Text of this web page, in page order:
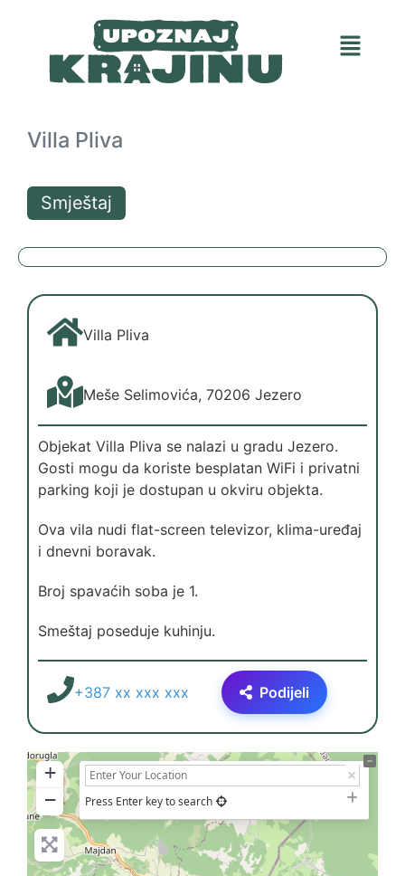
Villa Pliva
Smještaj
Villa Pliva
Meše Selimovića, 70206 Jezero
Objekat Villa Pliva se nalazi u gradu Jezero.
Gosti mogu da koriste besplatan WiFi i privatni
parking koji je dostupan u okviru objekta.
Ova vila nudi flat-screen televizor, klima-uređaj
i dnevni boravak.
Broj spavaćih soba je 1.
Smeštaj poseduje kuhinju.
+387 xx xxx xxx Podijeli
+
−
Press Enter key to search